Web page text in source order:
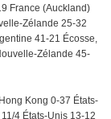
France (Auckland)
Zélande 25-32
41-21 Écosse,
Zélande 45-
Kong 0-37 États-
4 États-Unis 13-12